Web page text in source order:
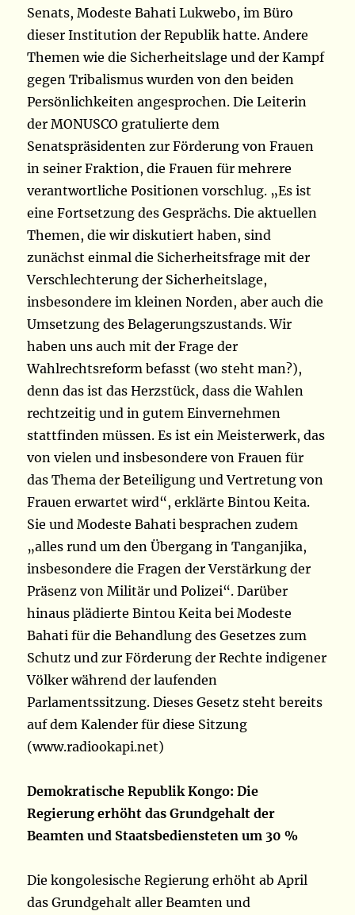
Senats, Modeste Bahati Lukwebo, im Büro
dieser Institution der Republik hatte. Andere
Themen wie die Sicherheitslage und der Kampf
gegen Tribalismus wurden von den beiden
Persönlichkeiten angesprochen. Die Leiterin
der MONUSCO gratulierte dem
Senatspräsidenten zur Förderung von Frauen
in seiner Fraktion, die Frauen für mehrere
verantwortliche Positionen vorschlug. „Es ist
eine Fortsetzung des Gesprächs. Die aktuellen
Themen, die wir diskutiert haben, sind
zunächst einmal die Sicherheitsfrage mit der
Verschlechterung der Sicherheitslage,
insbesondere im kleinen Norden, aber auch die
Umsetzung des Belagerungszustands. Wir
haben uns auch mit der Frage der
Wahlrechtsreform befasst (wo steht man?),
denn das ist das Herzstück, dass die Wahlen
rechtzeitig und in gutem Einvernehmen
stattfinden müssen. Es ist ein Meisterwerk, das
von vielen und insbesondere von Frauen für
das Thema der Beteiligung und Vertretung von
Frauen erwartet wird“, erklärte Bintou Keita.
Sie und Modeste Bahati besprachen zudem
„alles rund um den Übergang in Tanganjika,
insbesondere die Fragen der Verstärkung der
Präsenz von Militär und Polizei“. Darüber
hinaus plädierte Bintou Keita bei Modeste
Bahati für die Behandlung des Gesetzes zum
Schutz und zur Förderung der Rechte indigener
Völker während der laufenden
Parlamentssitzung. Dieses Gesetz steht bereits
auf dem Kalender für diese Sitzung
(www.radiookapi.net)
Demokratische Republik Kongo: Die
Regierung erhöht das Grundgehalt der
Beamten und Staatsbediensteten um 30 %
Die kongolesische Regierung erhöht ab April
das Grundgehalt aller Beamten und